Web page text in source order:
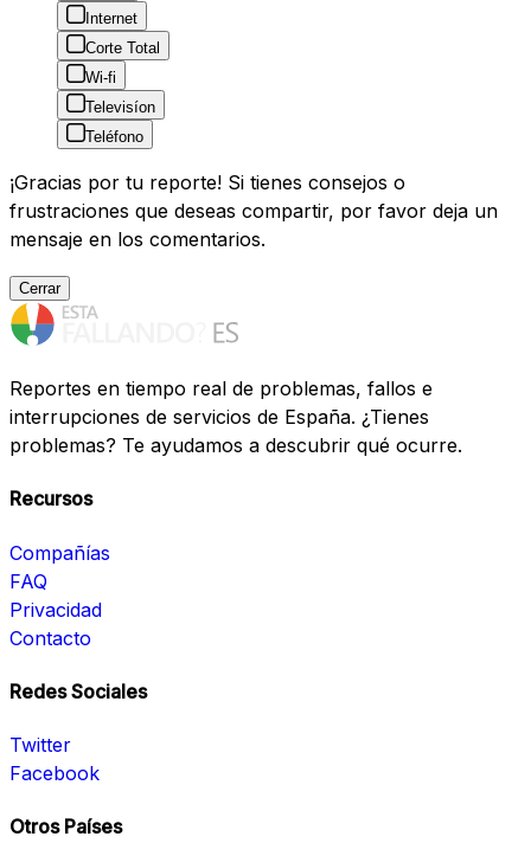
Internet
Corte Total
Wi-fi
Televisíon
Teléfono
¡Gracias por tu reporte! Si tienes consejos o
frustraciones que deseas compartir, por favor deja un
mensaje en los comentarios.
Cerrar
Reportes en tiempo real de problemas, fallos e
interrupciones de servicios de España. ¿Tienes
problemas? Te ayudamos a descubrir qué ocurre.
Recursos
Compañías
FAQ
Privacidad
Contacto
Redes Sociales
Twitter
Facebook
Otros Países